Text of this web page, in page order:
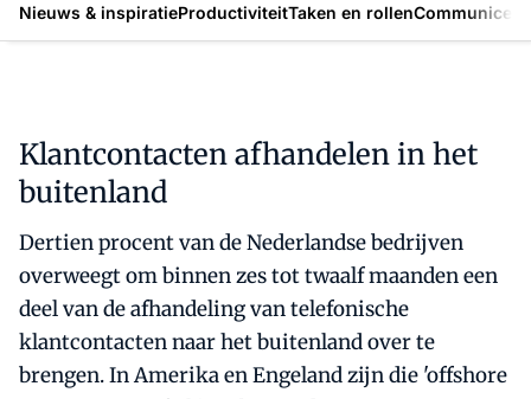
Nieuws & inspiratieProductiviteitTaken en rollen
Klantcontacten afhandelen in het
buitenland
Dertien procent van de Nederlandse bedrijven
overweegt om binnen zes tot twaalf maanden een
deel van de afhandeling van telefonische
klantcontacten naar het buitenland over te
brengen. In Amerika en Engeland zijn die 'offshore